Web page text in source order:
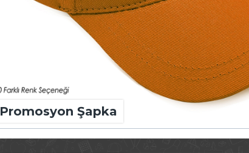
Promosyon Şapka